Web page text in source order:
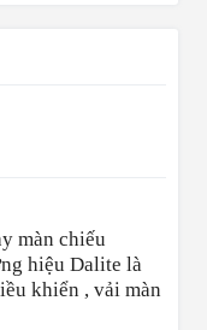
màn chiếu
hiệu Dalite là
khiển , vải màn